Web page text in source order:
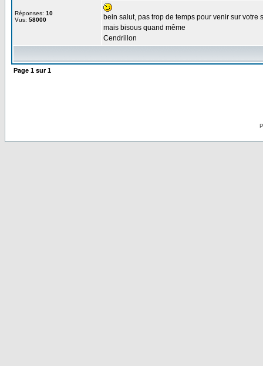
Réponses: 10
Vus: 58000
bein salut, pas trop de temps pour venir sur votre
mais bisous quand même
Cendrillon
Page 1 sur1